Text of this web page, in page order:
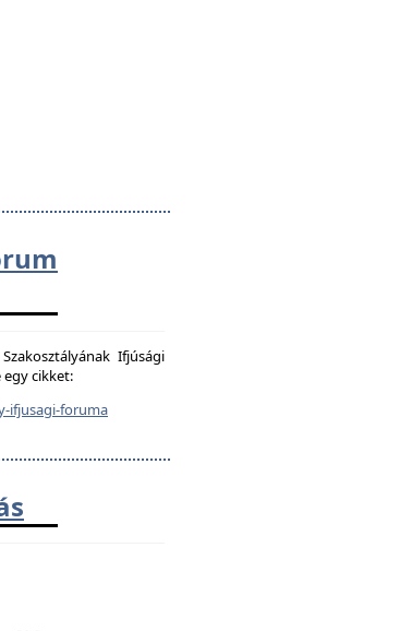
Ifjúsági
cikket:
ifjusagi-foruma